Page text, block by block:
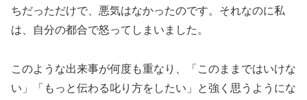
ちだっただけで、悪気はなかったのです。それなのに私
は、自分の都合で怒ってしまいました。
このような出来事が何度も重なり、「このままではいけな
い」「もっと伝わる叱り方をしたい」と強く思うようにな